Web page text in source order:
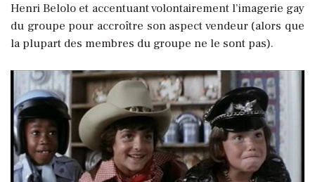
Henri Belolo et accentuant volontairement l’imagerie gay
du groupe pour accroître son aspect vendeur (alors que
la plupart des membres du groupe ne le sont pas).